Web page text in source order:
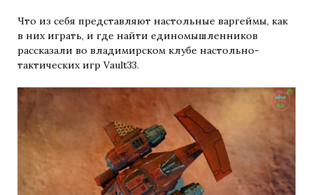
Что из себя представляют настольные варгеймы, как
в них играть, и где найти единомышленников
рассказали во владимирском клубе настольно-
тактических игр Vault33.